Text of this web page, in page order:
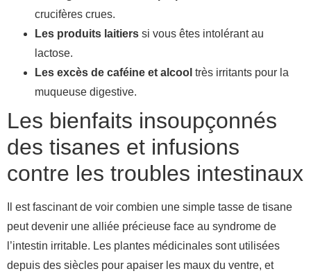
crucifères crues.
Les produits laitiers si vous êtes intolérant au
lactose.
Les excès de caféine et alcool très irritants pour la
muqueuse digestive.
Les bienfaits insoupçonnés
des tisanes et infusions
contre les troubles intestinaux
Il est fascinant de voir combien une simple tasse de tisane
peut devenir une alliée précieuse face au syndrome de
l’intestin irritable. Les plantes médicinales sont utilisées
depuis des siècles pour apaiser les maux du ventre, et